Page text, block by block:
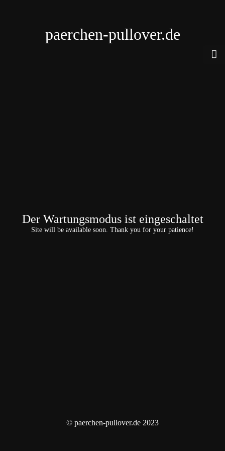
paerchen-pullover.de
Der Wartungsmodus ist eingeschaltet
Site will be available soon. Thank you for your patience!
© paerchen-pullover.de 2023